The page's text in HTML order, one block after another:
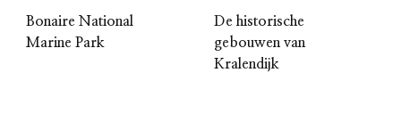
Bonaire National
Marine Park
De historische
gebouwen van
Kralendijk